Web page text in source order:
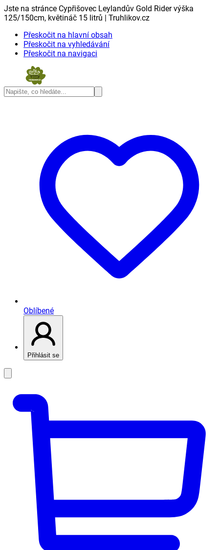
Jste na stránce Cypřišovec Leylandův Gold Rider výška
125/150cm, květináč 15 litrů | Truhlikov.cz
Přeskočit na hlavní obsah
Přeskočit na vyhledávání
Přeskočit na navigaci
Oblíbené
Přihlásit se